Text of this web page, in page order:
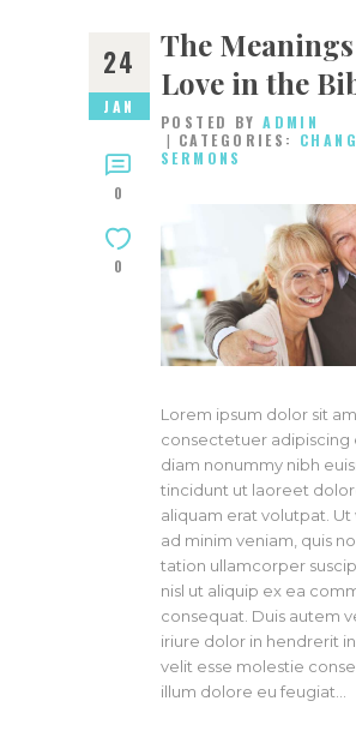
24
JAN
0
0
The
Love in the
POSTED BYADMIN
CATEGORIES:
SERMONS
Lorem ipsum dolor sit
consectetuer adipiscing
diam nonummy nibh
tincidunt ut laoreet
aliquam erat volutpat. Ut
ad minim veniam, quis
tation ullamcorper
nisl ut aliquip ex ea
consequat. Duis autem
iriure dolor in hendrerit
velit esse molestie
illum dolore eu feugiat…